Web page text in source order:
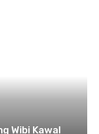
Wibi Kawal